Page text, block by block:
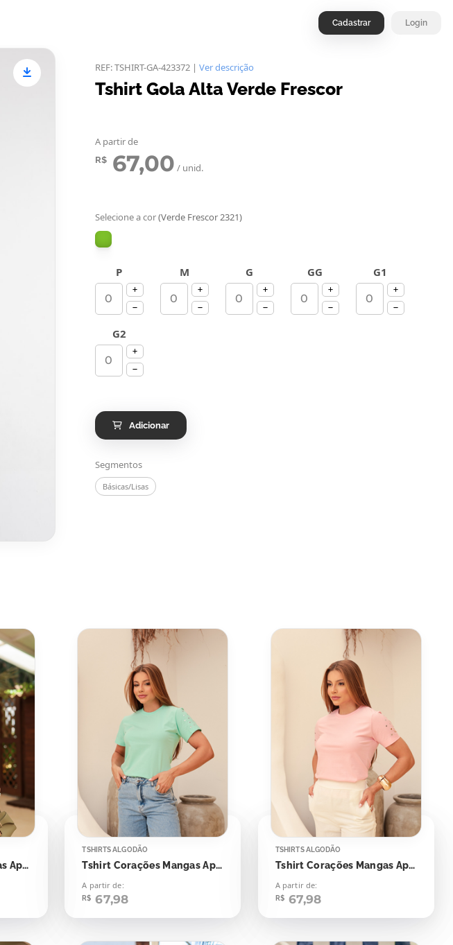
Cadastrar Login
REF: TSHIRT-GA-423372 | Ver descrição
Tshirt Gola Alta Verde Frescor
A partir de
R$ 67,00 / unid.
Selecione a cor(Verde Frescor 2321)
P M G GG G1
G2
Adicionar
Segmentos
Básicas/Lisas
Tshirt Corações Mangas Aplicação
TSHIRTS ALGODÃO
Tshirt Corações Mangas Aplicação
A partir de:
R$ 67,98
TSHIRTS ALGODÃO
Tshirt Corações Mangas Aplicação
A partir de:
R$ 67,98